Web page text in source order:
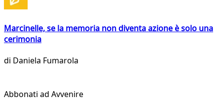
Marcinelle, se la memoria non diventa azione è solo una
cerimonia
di Daniela Fumarola
Abbonati ad Avvenire